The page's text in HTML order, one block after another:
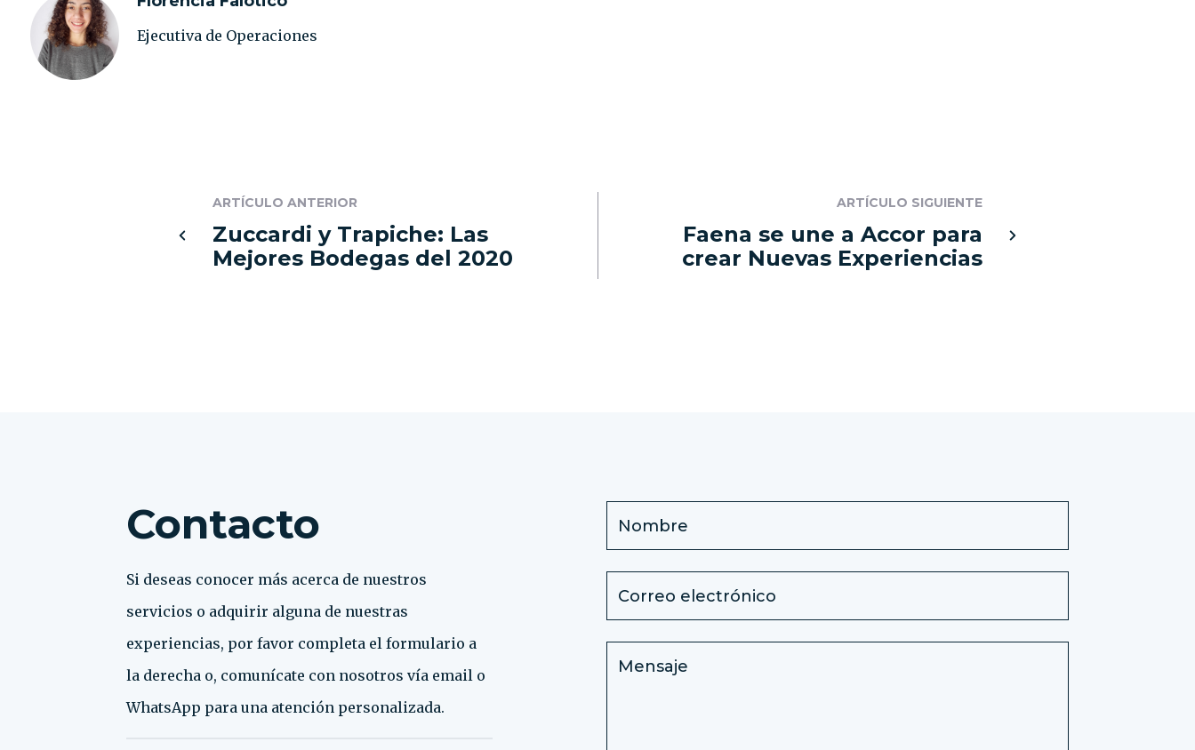
Ejecutiva de Operaciones
ARTÍCULO ANTERIOR
Zuccardi y Trapiche: Las
Mejores Bodegas del 2020
ARTÍCULO SIGUIENTE
Faena se une a Accor para
crear Nuevas Experiencias
Contacto
Si deseas conocer más acerca de nuestros
servicios o adquirir alguna de nuestras
experiencias, por favor completa el formulario a
la derecha o, comunícate con nosotros vía email o
WhatsApp para una atención personalizada.